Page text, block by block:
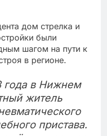
дом стрелка и
были
шагом на пути к
в регионе.
года в Нижнем
житель
пристава.